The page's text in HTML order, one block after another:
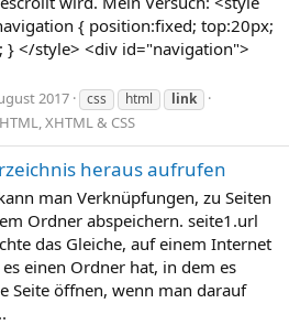
{ position:fixed; top:20px;
} </style> <div id="navigation">
2017 css html link
HTML, XHTML & CSS
heraus aufrufen
man Verknüpfungen, zu Seiten
Ordner abspeichern. seite1.url
das Gleiche, auf einem Internet
einen Ordner hat, in dem es
Seite öffnen, wenn man darauf